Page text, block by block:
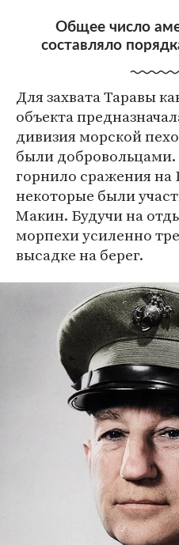
Общее число
составляло
Для захвата Таравы
объекта
дивизия морской
были
горнило сражения на
некоторые были
Макин. Будучи на
морпехи усиленно
высадке на берег.